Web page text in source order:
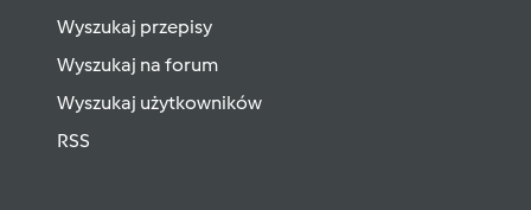
Wyszukaj przepisy
Wyszukaj na forum
Wyszukaj użytkowników
RSS